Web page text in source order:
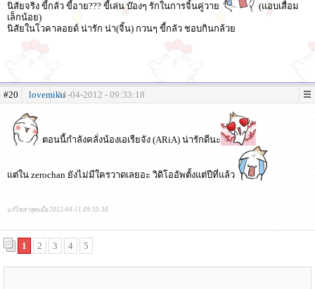
นิสัยจริง ขี้กลัว ขี้อาย??? ขี้เล่น บ๊องๆ รักในการจิ้นคู่วาย
(แอบเสื่อม
เล็กน้อย)
นิสัยในโวคาลอยด์ น่ารัก น่า(จิ้น) กวนๆ ขี้กลัว ชอบกินกล้วย
#20 lovemiku11-04-2012 - 09:33:18
ตอนนี้กำลังคลั่งน้องเอเรียจัง (ARiA) น่ารักดีนะ
แต่ใน zerochan ยังไม่มีใครวาดเลยอะ วิดิโออัพตั้งแต่ปีที่แล้ว
แก้ไขล่าสุดเมื่อ 2012-04-11 09:35:30
1 2 3 4 5